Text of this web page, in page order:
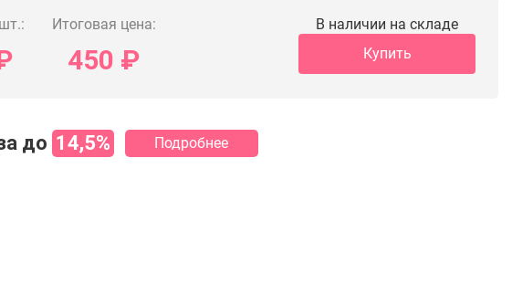
Итоговая цена:
450 ₽
В наличии на складе
Купить
до 14,5% Подробнее